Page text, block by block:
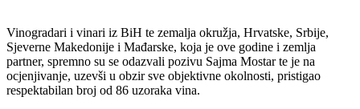
Vinogradari i vinari iz BiH te zemalja okružja, Hrvatske, Srbije,
Sjeverne Makedonije i Mađarske, koja je ove godine i zemlja
partner, spremno su se odazvali pozivu Sajma Mostar te je na
ocjenjivanje, uzevši u obzir sve objektivne okolnosti, pristigao
respektabilan broj od 86 uzoraka vina.